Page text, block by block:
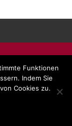
|AGB|
Funktionen
Indem Sie
Cookies zu.